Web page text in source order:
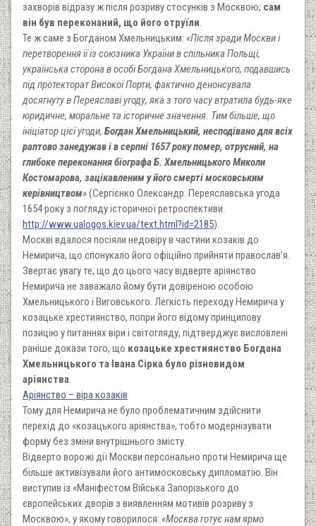
захворів відразу ж після розриву стосунків з Москвою; сам
він був переконаний, що його отруїли.
Те ж саме з Богданом Хмельницьким: «Після зради Москви і
перетворення її із союзника України в спільника Польщі,
українська сторона в особі Богдана Хмельницького, подавшись
під протекторат Високої Порти, фактично денонсувала
досягнуту в Переяславі угоду, яка з того часу втратила будь-яке
юридичне, моральне та історичне значення. Тим більше, що
ініціатор цієї угоди, Богдан Хмельницький, несподівано для всіх
раптово занедужав і в серпні 1657 року помер, отруєний, на
глибоке переконання біографа Б. Хмельницького Миколи
Костомарова, зацікавленим у його смерті московським
керівництвом»(Сергієнко Олександр. Переяславська угода
1654 року з погляду історичної ретроспективи.
http://www.ualogos.kiev.ua/text.html?id=2185).
Москві вдалося посіяли недовіру в частини козаків до
Немирича, що спонукало його офіційно прийняти православ’я.
Звертає увагу те, що до цього часу відверте аріянство
Немирича не заважало йому бути довіреною особою
Хмельницького і Виговського. Легкість переходу Немирича у
козацьке хрестиянство, попри його відому принципову
позицію у питаннях віри і світогляду, підтверджує висловлені
раніше докази того, що козацьке хрестиянство Богдана
Хмельницького та Івана Сірка було різновидом
аріянства.
Аріянство – віра козаків
Тому для Немирича не було проблематичним здійснити
перехід до «козацького аріянства», тобто модернізувати
форму без зміни внутрішнього змісту.
Відверто ворожі дії Москви персонально проти Немирича ще
більше активізували його антимосковську дипломатію. Він
виступив із «Маніфестом Війська Запорізького до
європейських дворів з виявленням мотивів розриву з
Москвою», у якому говорилося: «Москва готує нам ярмо